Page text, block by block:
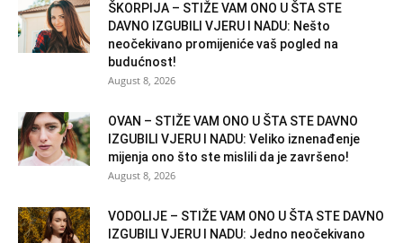
ŠKORPIJA – STIŽE VAM ONO U ŠTA STE
DAVNO IZGUBILI VJERU I NADU: Nešto
neočekivano promijeniće vaš pogled na
budućnost!
August 8, 2026
OVAN – STIŽE VAM ONO U ŠTA STE DAVNO
IZGUBILI VJERU I NADU: Veliko iznenađenje
mijenja ono što ste mislili da je završeno!
August 8, 2026
VODOLIJE – STIŽE VAM ONO U ŠTA STE DAVNO
IZGUBILI VJERU I NADU: Jedno neočekivano